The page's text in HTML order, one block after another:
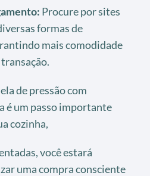
Procure por sites
formas de
mais comodidade
de pressão com
é um passo importante
cozinha,
você estará
uma compra consciente